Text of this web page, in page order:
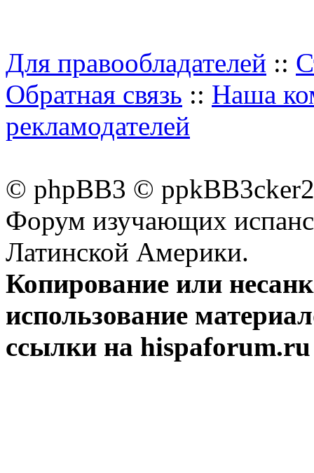
Для правообладателей ::
Обратная связь :: Наша
рекламодателей
© phpBB3 ©
Форум изучающих
Латинской Америки.
Копирование или
использование
ссылки на hispaforum.ru